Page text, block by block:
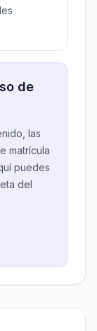
de
las
matrícula
puedes
del